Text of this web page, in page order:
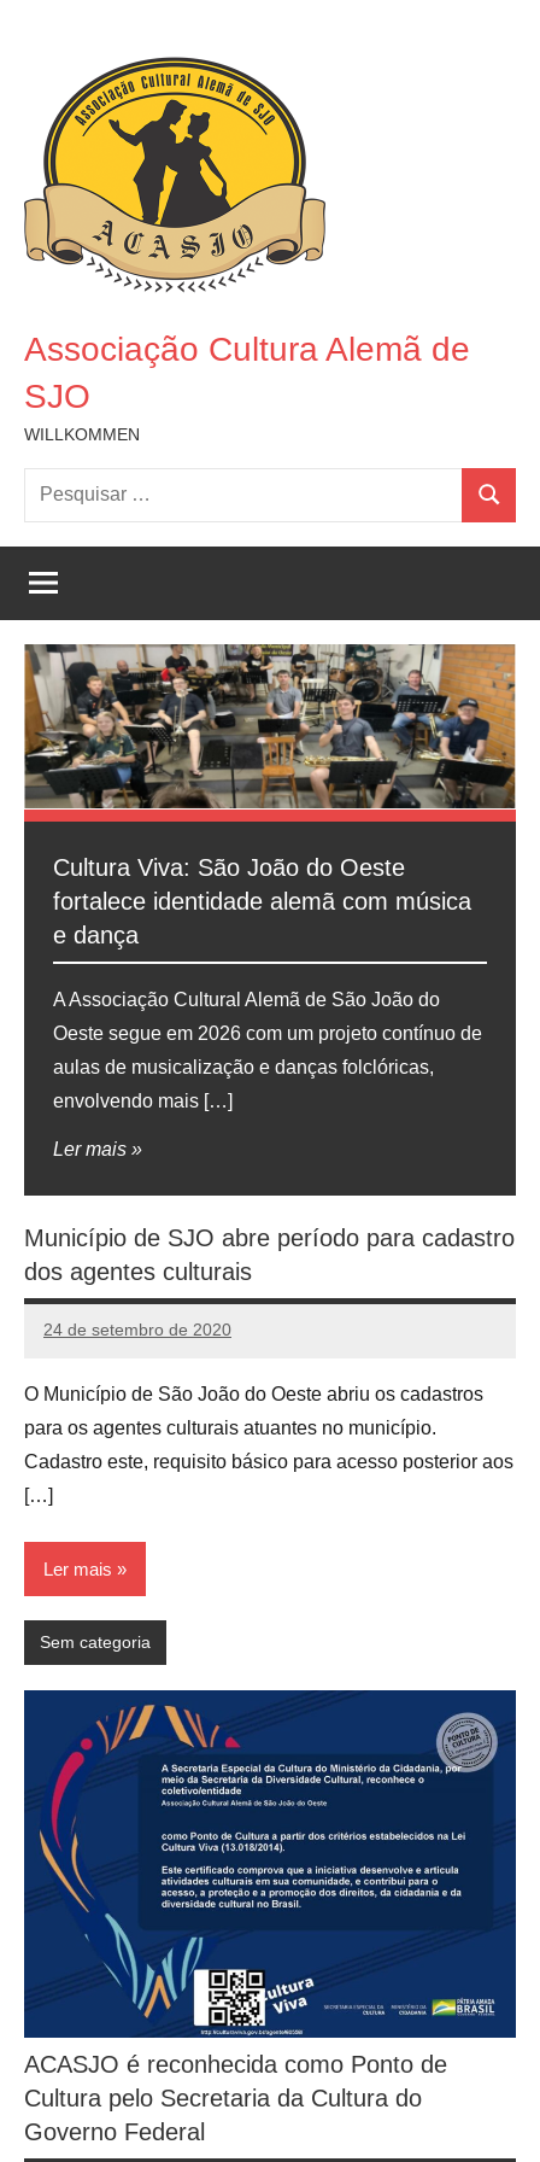
conteúdo
Associação Cultura Alemã de
SJO
WILLKOMMEN
Pesquisar
por:
Cultura Viva: São João do Oeste
fortalece identidade alemã com música
e dança
A Associação Cultural Alemã de São João do
Oeste segue em 2026 com um projeto contínuo de
aulas de musicalização e danças folclóricas,
envolvendo mais […]
Ler mais
Município de SJO abre período para cadastro
dos agentes culturais
24 de setembro de 2020
admin
Nenhum
O Município de São João do Oeste abriu os cadastros
para os agentes culturais atuantes no município.
Cadastro este, requisito básico para acesso posterior aos
[…]
Ler mais
Sem categoria
ACASJO é reconhecida como Ponto de
Cultura pelo Secretaria da Cultura do
Governo Federal